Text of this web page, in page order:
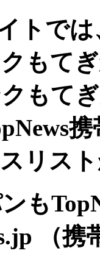
トで
もて
もて
リス
も
（携